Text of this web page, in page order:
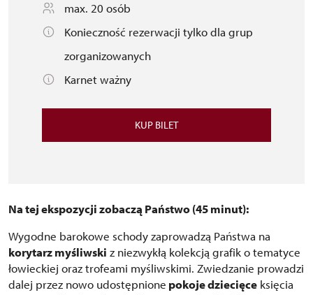
max. 20 osób
Konieczność rezerwacji tylko dla grup
zorganizowanych
Karnet ważny
KUP BILET
Na tej ekspozycji zobaczą Państwo (45 minut):
Wygodne barokowe schody zaprowadzą Państwa na
korytarz myśliwski z niezwykłą kolekcją grafik o tematyce
łowieckiej oraz trofeami myśliwskimi. Zwiedzanie prowadzi
dalej przez nowo udostępnione pokoje dziecięce księcia